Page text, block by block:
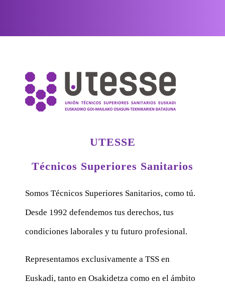
UTESSE
Técnicos Superiores Sanitarios
Somos Técnicos Superiores Sanitarios, como tú.
Desde 1992 defendemos tus derechos, tus
condiciones laborales y tu futuro profesional.
Representamos exclusivamente a TSS en
Euskadi, tanto en Osakidetza como en el ámbito